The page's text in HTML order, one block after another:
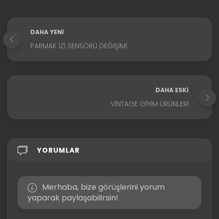
DAHA YENI
PARMAK İZI SENSÖRÜ DEĞIŞIMI
DAHA ESKI
VINTAGE GIYIM ÜRÜNLERI
YORUMLAR
Merhaba, bize görüşlerini yorum
yaparak paylaşabilirsin!